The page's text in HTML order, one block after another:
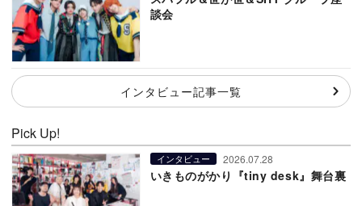
談会
インタビュー記事一覧
Pick Up!
インタビュー 2026.07.28
いきものがかり『tiny desk』舞台裏